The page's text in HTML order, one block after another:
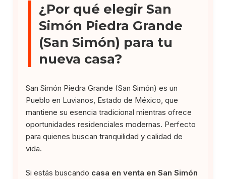
¿Por qué elegir San
Simón Piedra Grande
(San Simón) para tu
nueva casa?
San Simón Piedra Grande (San Simón) es un
Pueblo en Luvianos, Estado de México, que
mantiene su esencia tradicional mientras ofrece
oportunidades residenciales modernas. Perfecto
para quienes buscan tranquilidad y calidad de
vida.
Si estás buscando casa en venta en San Simón